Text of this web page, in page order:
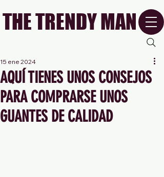
THE TRENDY MAN
AQUÍ TIENES UNOS CONSEJOS
PARA COMPRARSE UNOS
GUANTES DE CALIDAD
15 ene 2024